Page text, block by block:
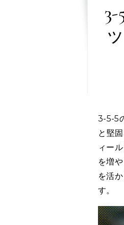
3-5-5の実験的なセットアップは、サッカーにおける戦術的アプローチで、攻撃の創造性
と堅
ィー
を増
を活
す。